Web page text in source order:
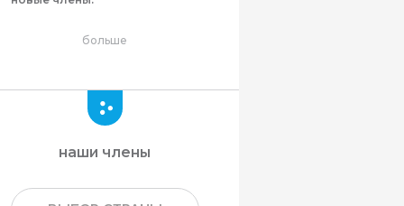
больше
наши члены